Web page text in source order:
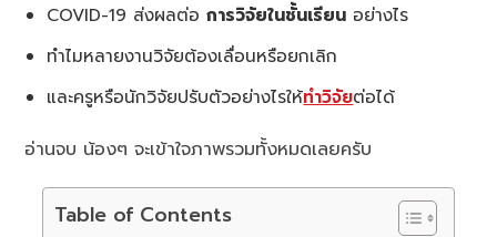
COVID-19 ส่งผลต่อการวิจัยในชั้นเรียน อย่างไร
ทำไมหลายงานวิจัยต้องเลื่อนหรือยกเลิก
และครูหรือนักวิจัยปรับตัวอย่างไรให้ทำวิจัยต่อได้
อ่านจบ น้องๆ จะเข้าใจภาพรวมทั้งหมดเลยครับ
Table of Contents